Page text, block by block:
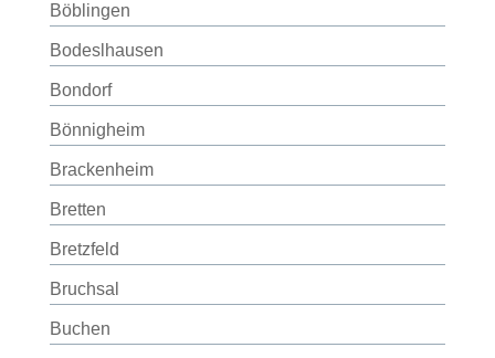
Böblingen
Bodeslhausen
Bondorf
Bönnigheim
Brackenheim
Bretten
Bretzfeld
Bruchsal
Buchen